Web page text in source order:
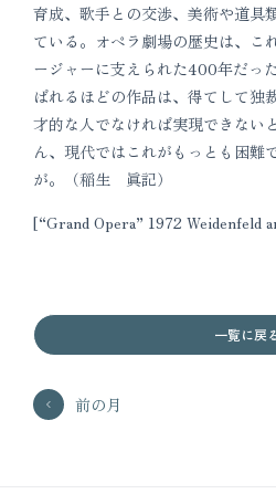
育成、歌手との交渉、美術や道具
ている。オペラ劇場の歴史は、こ
ージャーに支えられた400年だっ
ばれるほどの作品は、得てして独
才的な人でなければ実現できない
ん、現代ではこれがもっとも困難
が。（稲生 眞記）
[“Grand Opera” 1972 Weidenfeld
前の月
一覧に戻